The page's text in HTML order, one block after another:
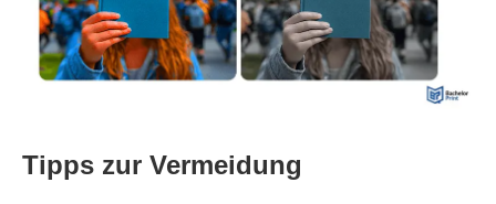
Tipps zur Vermeidung